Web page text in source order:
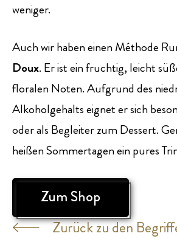
weniger.
Auch wir haben einen Méthode
Doux. Er ist ein fruchtig, leicht
floralen Noten. Aufgrund des
Alkoholgehalts eignet er sich
oder als Begleiter zum Dessert.
heißen Sommertagen ein pures
Zum Shop
Zurück zu den